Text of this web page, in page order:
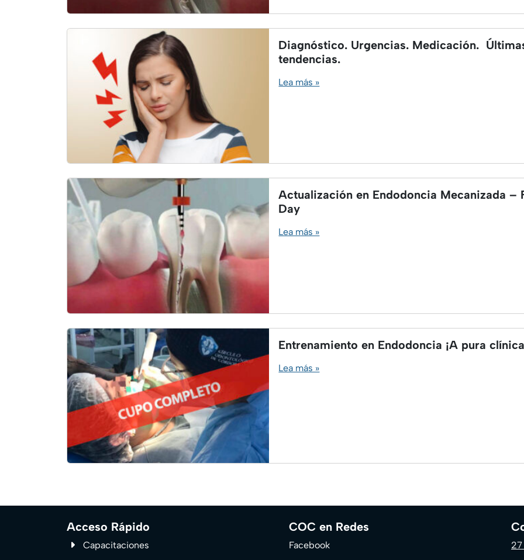
Diagnóstico. Urgencias. Medicación.
tendencias.
Lea más »
Actualización en Endodoncia Mecanizada –
Day
Lea más »
Entrenamiento en Endodoncia ¡A pura
Lea más »
Acceso Rápido
Capacitaciones
COC en Redes
Facebook